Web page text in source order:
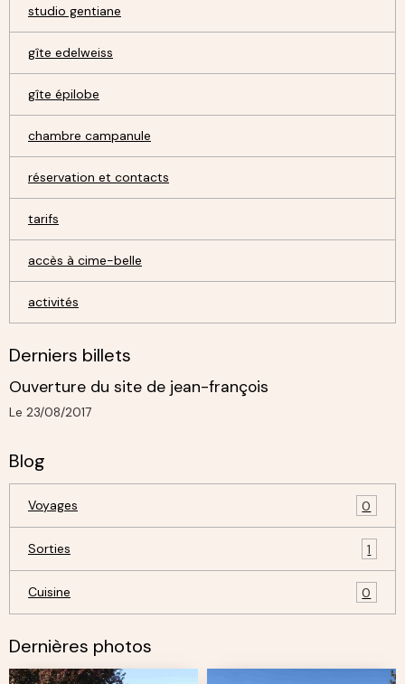
studio gentiane
gîte edelweiss
gîte épilobe
chambre campanule
réservation et contacts
tarifs
accès à cime-belle
activités
Derniers billets
Ouverture du site de jean-françois
Le 23/08/2017
Blog
Voyages 0
Sorties 1
Cuisine 0
Dernières photos